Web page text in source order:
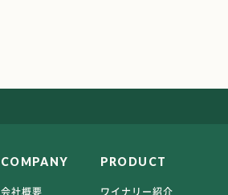
COMPANY
会社概要
PRODUCT
ワイナリー紹介